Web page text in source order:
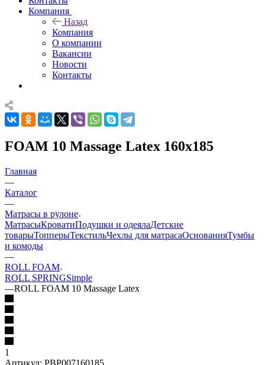
Компания
Назад
Компания
О компании
Вакансии
Новости
Контакты
FOAM 10 Massage Latex 160x185
Главная
—
Каталог
—
Матрасы в рулоне
МатрасыКроватиПодушки и одеялаДетские
товарыТопперыТекстильЧехлы для матрасаОснованияТумбы
и комоды
—
ROLL FOAM
ROLL SPRINGSimple
—ROLL FOAM 10 Massage Latex
1
Артикул: PBP007160185